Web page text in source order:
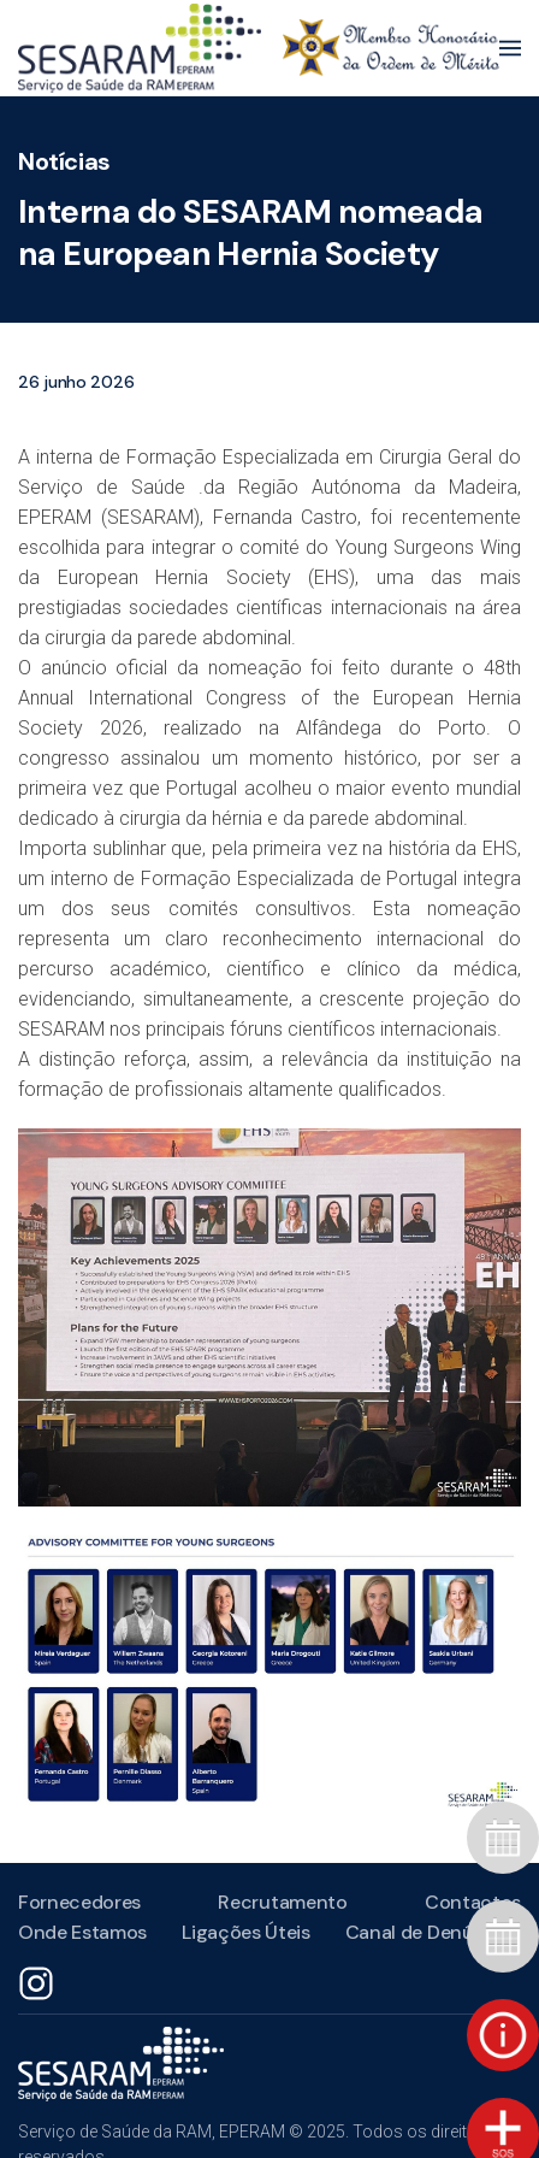
Skip to main content
Notícias
Interna do SESARAM nomeada
na European Hernia Society
26 junho 2026
A interna de Formação Especializada em Cirurgia Geral do
Serviço de Saúde .da Região Autónoma da Madeira,
EPERAM (SESARAM), Fernanda Castro, foi recentemente
escolhida para integrar o comité do Young Surgeons Wing
da European Hernia Society (EHS), uma das mais
prestigiadas sociedades científicas internacionais na área
da cirurgia da parede abdominal.
O anúncio oficial da nomeação foi feito durante o 48th
Annual International Congress of the European Hernia
Society 2026, realizado na Alfândega do Porto. O
congresso assinalou um momento histórico, por ser a
primeira vez que Portugal acolheu o maior evento mundial
dedicado à cirurgia da hérnia e da parede abdominal.
Importa sublinhar que, pela primeira vez na história da EHS,
um interno de Formação Especializada de Portugal integra
um dos seus comités consultivos. Esta nomeação
representa um claro reconhecimento internacional do
percurso académico, científico e clínico da médica,
evidenciando, simultaneamente, a crescente projeção do
SESARAM nos principais fóruns científicos internacionais.
A distinção reforça, assim, a relevância da instituição na
formação de profissionais altamente qualificados.
Fornecedores Recrutamento
Contactos
Onde Estamos
Ligações Úteis Canal de Denúncias
Serviço de Saúde da RAM, EPERAM © 2025. Todos os direitos